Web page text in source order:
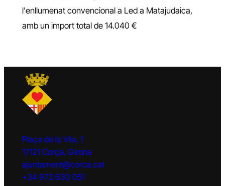
l'enllumenat convencional a Led a Matajudaica,
amb un import total de 14.040 €
Plaça de la Vila, 1
17121 Corçà, Girona
ajuntament@corca.cat
+34 972 630 051